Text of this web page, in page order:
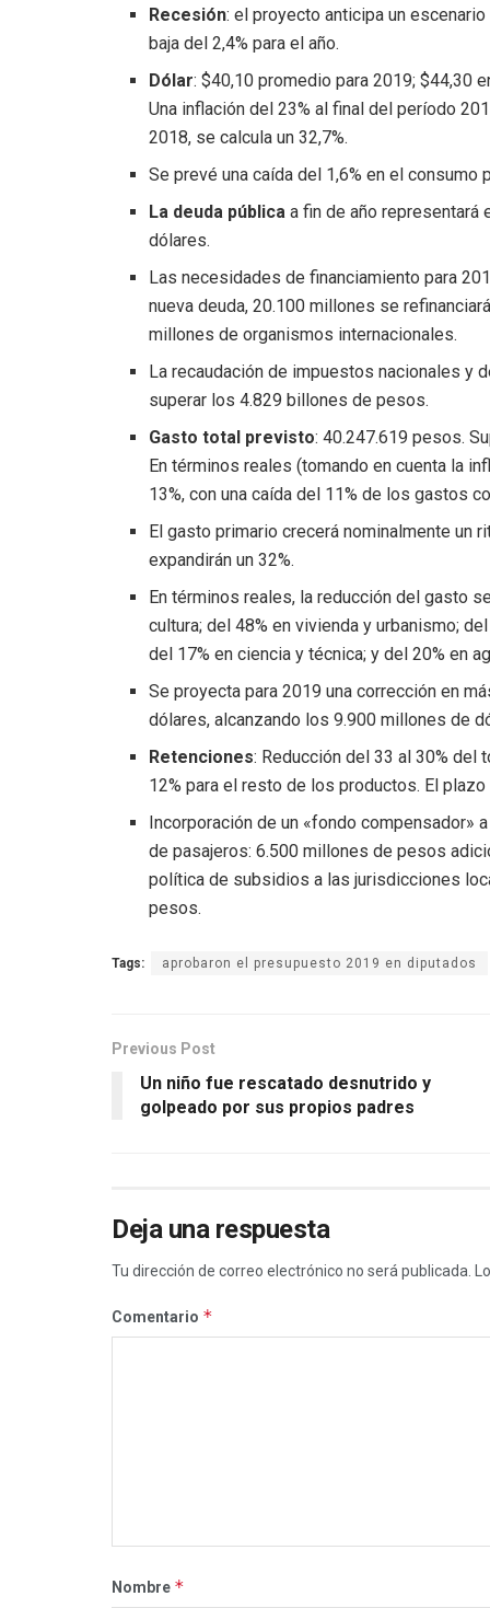
Recesión: el proyecto anticipa un
baja del 2,4% para el año.
Dólar: $40,10 promedio para 2019; $44,30
Una inflación del 23% al final del período
2018, se calcula un 32,7%.
Se prevé una caída del 1,6% en el consumo
La deuda pública a fin de año representará
dólares.
Las necesidades de financiamiento para
nueva deuda, 20.100 millones se
millones de organismos internacionales.
La recaudación de impuestos nacionales y
superar los 4.829 billones de pesos.
Gasto total previsto: 40.247.619 pesos.
En términos reales (tomando en cuenta la
13%, con una caída del 11% de los gastos
El gasto primario crecerá nominalmente un
expandirán un 32%.
En términos reales, la reducción del gasto
cultura; del 48% en vivienda y urbanismo;
del 17% en ciencia y técnica; y del 20% en
Se proyecta para 2019 una corrección en
dólares, alcanzando los 9.900 millones de
Retenciones: Reducción del 33 al 30% del
12% para el resto de los productos. El
Incorporación de un «fondo compensador»
de pasajeros: 6.500 millones de pesos
política de subsidios a las jurisdicciones
pesos.
Tags: aprobaron el presupuesto 2019 en diputados
Previous Post
Un niño fue rescatado desnutrido y
golpeado por sus propios padres
Deja una respuesta
Tu dirección de correo electrónico no será publicada.
Comentario *
Nombre *